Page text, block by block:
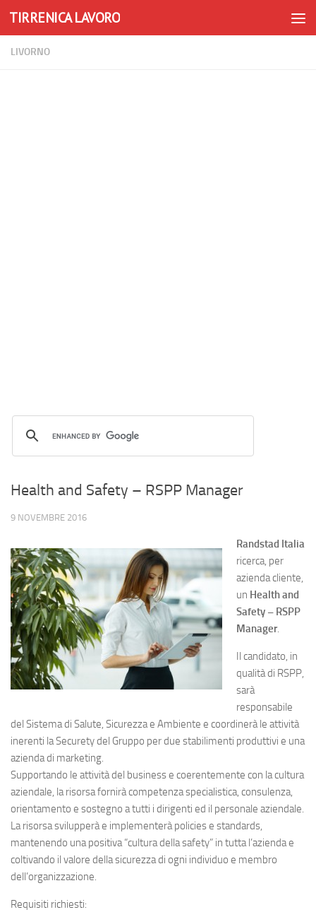
Skip to content
TIRRENICA LAVORO
LIVORNO
Health and Safety – RSPP Manager
9 NOVEMBRE 2016
Randstad Italia
ricerca, per
azienda cliente,
un Health and
Safety – RSPP
Manager.
Il candidato, in
qualità di RSPP,
sarà
responsabile
del Sistema di Salute, Sicurezza e Ambiente e coordinerà le attività
inerenti la Securety del Gruppo per due stabilimenti produttivi e una
azienda di marketing.
Supportando le attività del business e coerentemente con la cultura
aziendale, la risorsa fornirà competenza specialistica, consulenza,
orientamento e sostegno a tutti i dirigenti ed il personale aziendale.
La risorsa svilupperà e implementerà policies e standards,
mantenendo una positiva “cultura della safety” in tutta l’azienda e
coltivando il valore della sicurezza di ogni individuo e membro
dell’organizzazione.
Requisiti richiesti: